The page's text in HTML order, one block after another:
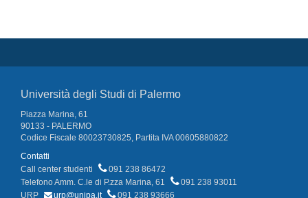
Università degli Studi di Palermo
Piazza Marina, 61
90133 - PALERMO
Codice Fiscale 80023730825, Partita IVA 00605880822
Contatti
Call center studenti
091 238 86472
Telefono Amm. C.le di P.zza Marina, 61
091 238 93011
URP
urp@unipa.it
091 238 93666